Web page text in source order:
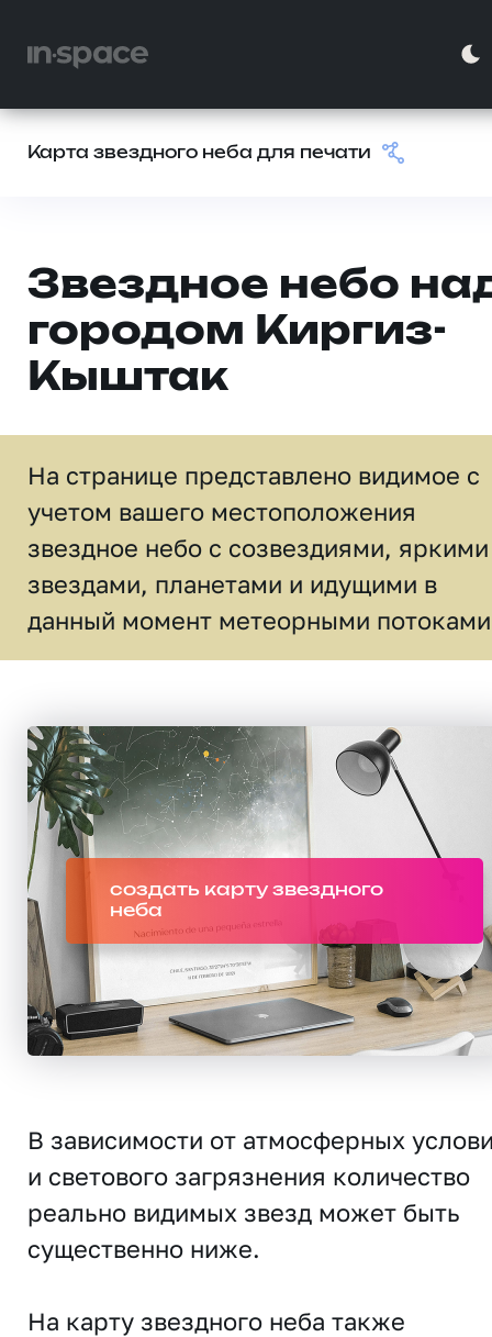
Карта звездного неба для печати
Звездное небо
городом Киргиз-
Кыштак
На странице представлено видимое c
учетом вашего местоположения
звездное небо c созвездиями, яркими
звездами, планетами и идущими в
данный момент метеорными
создать карту звездного
неба
В зависимости от атмосферных
и светового загрязнения количество
реально видимых звезд может быть
существенно ниже.
На карту звездного неба также